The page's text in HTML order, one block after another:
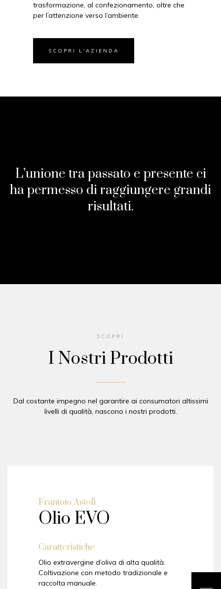
trasformazione, al confezionamento, oltre che
per l’attenzione verso l’ambiente.
SCOPRI L'AZIENDA
L’unione tra passato e presente ci
ha permesso di raggiungere grandi
risultati.
SCOPRI
I Nostri Prodotti
Dal costante impegno nel garantire ai consumatori altissimi
livelli di qualità, nascono i nostri prodotti.
Frantoio Astofi
Olio EVO
Caratteristiche
Olio extravergine d’oliva di alta qualità.
Coltivazione con metodo tradizionale e
raccolta manuale.